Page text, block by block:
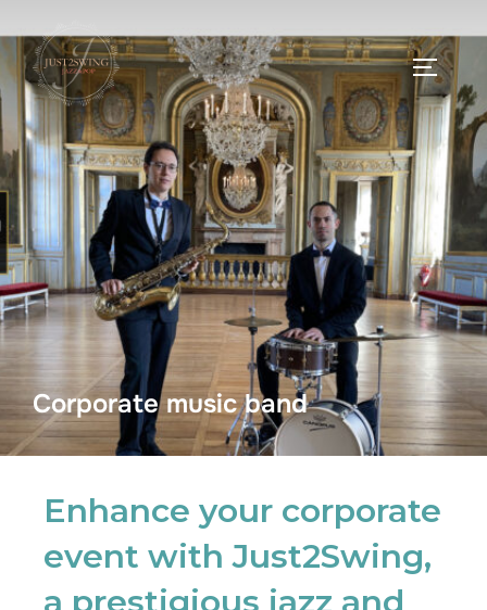
Corporate music band
Enhance your corporate
event with Just2Swing,
a prestigious jazz and